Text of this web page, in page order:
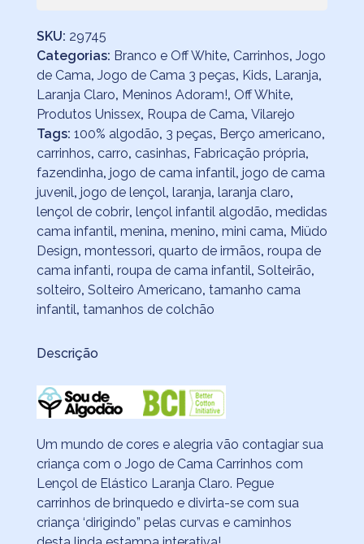
SKU: 29745
Categorias: Branco e Off White, Carrinhos, Jogo
de Cama, Jogo de Cama 3 peças, Kids, Laranja,
Laranja Claro, Meninos Adoram!, Off White,
Produtos Unissex, Roupa de Cama, Vilarejo
Tags: 100% algodão, 3 peças, Berço americano,
carrinhos, carro, casinhas, Fabricação própria,
fazendinha, jogo de cama infantil, jogo de cama
juvenil, jogo de lençol, laranja, laranja claro,
lençol de cobrir, lençol infantil algodão, medidas
cama infantil, menina, menino, mini cama, Miüdo
Design, montessori, quarto de irmãos, roupa de
cama infanti, roupa de cama infantil, Solteirão,
solteiro, Solteiro Americano, tamanho cama
infantil, tamanhos de colchão
Descrição
Um mundo de cores e alegria vão contagiar sua
criança com o Jogo de Cama Carrinhos com
Lençol de Elástico Laranja Claro. Pegue
carrinhos de brinquedo e divirta-se com sua
criança ‘dirigindo” pelas curvas e caminhos